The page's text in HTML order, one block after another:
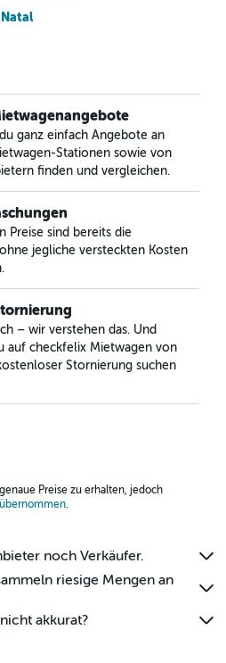
Natal
Natal
Natal
ganz einfach Angebote an
Stationen sowie von
finden und vergleichen.
Preise sind bereits die
jegliche versteckten Kosten
– wir verstehen das. Und
auf checkfelix Mietwagen von
Stornierung suchen
Preise zu erhalten, jedoch
.
noch Verkäufer.
riesige Mengen an
akkurat?